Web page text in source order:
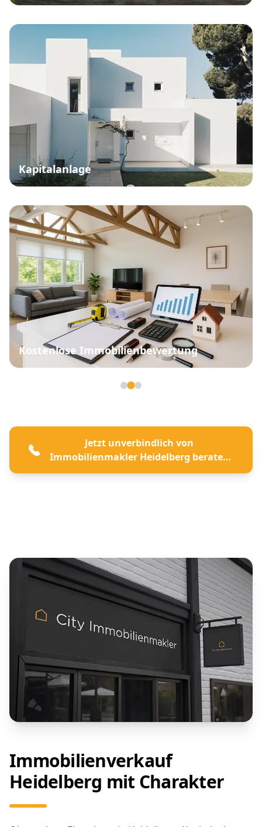
Kapitalanlage
Kostenlose Immobilienbewertung
Jetzt unverbindlich von
Immobilienmakler Heidelberg beraten
lassen
Immobilienverkauf
Heidelberg mit Charakter